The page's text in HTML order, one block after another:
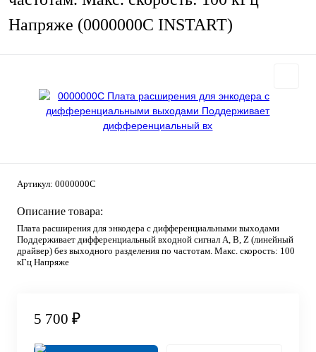
Напряже (0000000C INSTART)
Артикул: 0000000C
Описание товара:
Плата расширения для энкодера с дифференциальными выходами
Поддерживает дифференциальный входной сигнал А, В, Z (линейный
драйвер) без выходного разделения по частотам. Макс. скорость: 100
кГц Напряже
5 700 ₽